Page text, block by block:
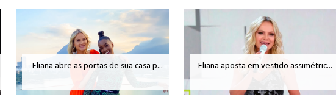
Eliana abre as portas de sua casa p... Eliana aposta em vestido assimétric...